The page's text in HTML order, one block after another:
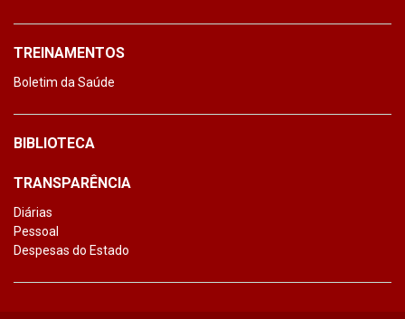
TREINAMENTOS
Boletim da Saúde
BIBLIOTECA
TRANSPARÊNCIA
Diárias
Pessoal
Despesas do Estado